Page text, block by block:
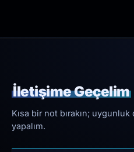
İletişime Geçelim
Kısa bir not bırakın;
yapalım.